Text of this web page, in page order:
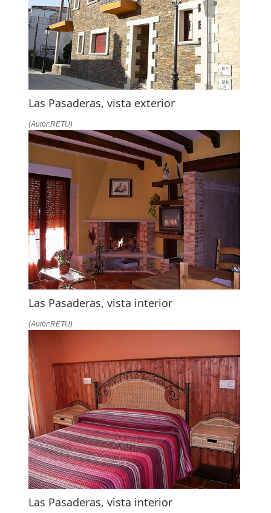
NAVEGACIÓN
Las Pasaderas, vista exterior
(Autor:RETU)
Las Pasaderas, vista interior
(Autor:RETU)
Las Pasaderas, vista interior